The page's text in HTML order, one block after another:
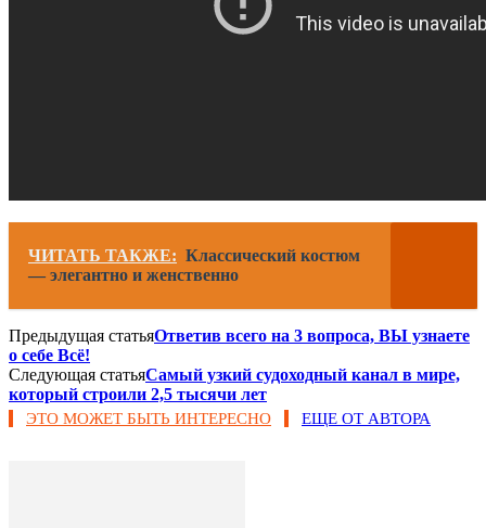
ЧИТАТЬ ТАКЖЕ: Классический костюм
— элегантно и женственно
Предыдущая статьяОтветив всего на 3 вопроса, ВЫ узнаете
о себе Всё!
Следующая статьяСамый узкий судоходный канал в мире,
который строили 2,5 тысячи лет
ЭТО МОЖЕТ БЫТЬ ИНТЕРЕСНО ЕЩЕ ОТ АВТОРА